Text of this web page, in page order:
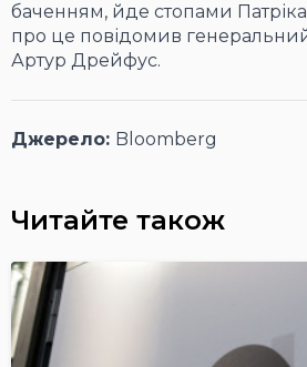
баченням, йде стопами
про це повідомив
Артур Дрейфус.
Джерело: Bloomberg
Читайте також